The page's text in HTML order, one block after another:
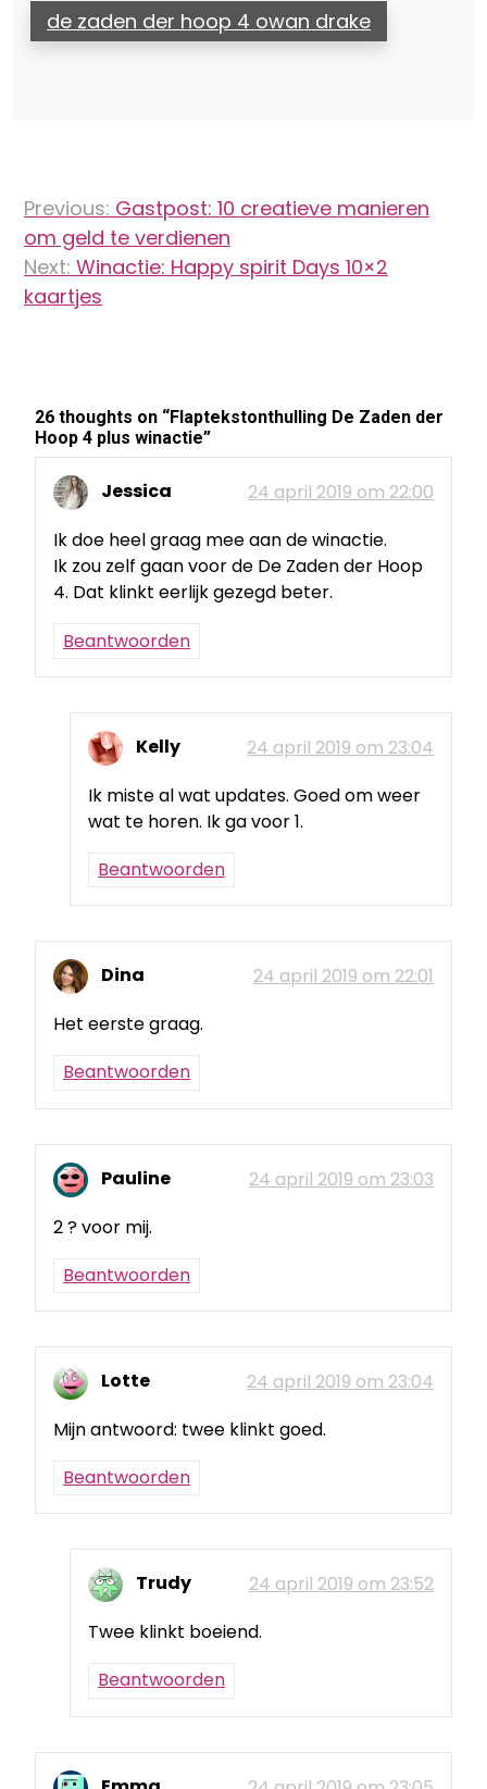
de zaden der hoop 4 owan drake
navigatie
Previous: Gastpost: 10 creatieve manieren
om geld te verdienen
Next: Winactie: Happy spirit Days 10×2
kaartjes
26 thoughts on “Flaptekstonthulling De Zaden der
Hoop 4 plus winactie”
Jessica
24 april 2019 om 22:00
Ik doe heel graag mee aan de winactie.
Ik zou zelf gaan voor de De Zaden der Hoop
4. Dat klinkt eerlijk gezegd beter.
Beantwoorden
Kelly
24 april 2019 om 23:04
Ik miste al wat updates. Goed om weer
wat te horen. Ik ga voor 1.
Beantwoorden
Dina
24 april 2019 om 22:01
Het eerste graag.
Beantwoorden
Pauline
24 april 2019 om 23:03
2 ? voor mij.
Beantwoorden
Lotte
24 april 2019 om 23:04
Mijn antwoord: twee klinkt goed.
Beantwoorden
Trudy
24 april 2019 om 23:52
Twee klinkt boeiend.
Beantwoorden